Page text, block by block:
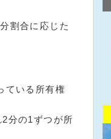
割合に応じた
ている所有権
分の1ずつが所